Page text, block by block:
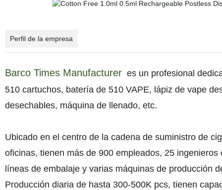
Perfil de la empresa
Barco Times Manufacturer es un profesional
510 cartuchos, batería de 510 VAPE, lápiz de vape
desechables, máquina de llenado, etc.
Ubicado en el centro de la cadena de suministro de
oficinas, tienen más de 900 empleados, 25
líneas de embalaje y varias máquinas de producción
Producción diaria de hasta 300-500K pcs, tienen